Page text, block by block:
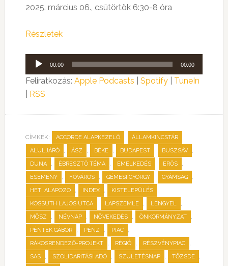
2025. március 06., csütörtök 6:30-8 óra
Részletek
Audió
lejátszó
00:00 00:00
Feliratkozás: Apple Podcasts Spotify| TuneIn
RSS
CÍMKÉK: ACCORDE ALAPKEZELŐ , ÁLLAMKINCSTÁR ,
ALULJÁRÓ , ÁSZ , BÉKE , BUDAPEST , BUSZSÁV ,
DUNA , ÉBRESZTŐ TÉMA , EMELKEDÉS , ERŐS ,
ESEMÉNY , FŐVÁROS , GÉMESI GYÖRGY , GYÁMSÁG ,
HETI ALAPOZÓ , INDEX , KISTELEPÜLÉS ,
KOSSUTH LAJOS UTCA , LAPSZEMLE , LENGYEL ,
MÖSZ , NÉVNAP , NÖVEKEDÉS , ÖNKORMÁNYZAT ,
PÉNTEK GÁBOR , PÉNZ , PIAC ,
RÁKOSRENDEZŐ-PROJEKT , RÉGIÓ , RÉSZVÉNYPIAC ,
SAS , SZOLIDARITÁSI ADÓ , SZÜLETÉSNAP , TŐZSDE ,